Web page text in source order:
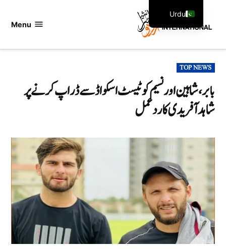
Menu
POSTED
IN
TOP NEWS
بابر، شاہین اور نسیم کو ٹیسٹ اسکواڈ سے ڈراپ کرنے پر
شاہد آفریدی کا ردعمل
Urdu
English